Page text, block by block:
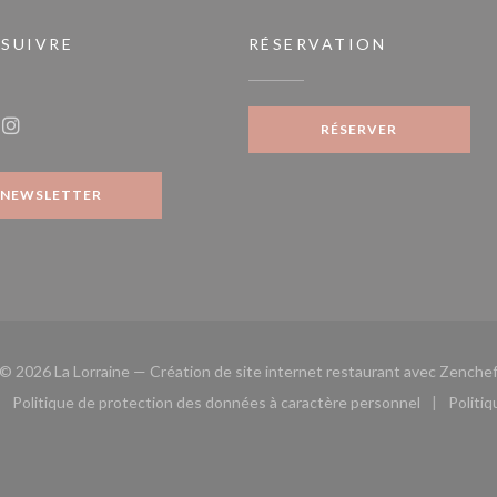
NEWSLETTER
RÉSERVATION
RÉSERVER
© 2026 La Lorraine — Création de site internet restaurant avec Zenchef
fenêtre))
une nouvelle fenêtre))
Politique de protection des données à caractère personnel
((ouvre une nouvelle fenêtre))